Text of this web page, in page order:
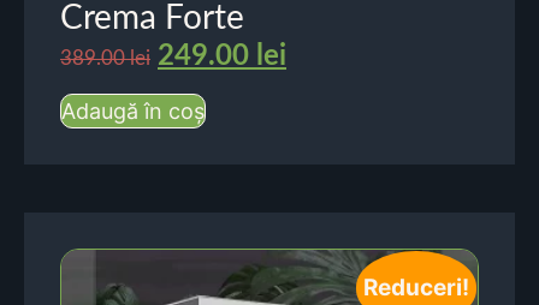
Crema Forte
389.00lei 249.00 lei
Adaugă în coș
Reduceri!